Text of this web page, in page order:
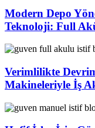
Modern Depo
Teknoloji: Full
Verimlilikte
Makineleriyle İş